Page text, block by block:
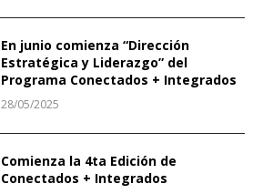
En junio comienza “Dirección
Estratégica y Liderazgo” del
Programa Conectados + Integrados
28/05/2025
Comienza la 4ta Edición de
Conectados + Integrados